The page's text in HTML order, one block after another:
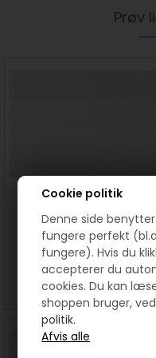
Cookie politik
Denne side
fungere perfekt
fungere). Hvis du
accepterer du
cookies. Du kan
shoppen bruger,
politik.
Prøv
20,00 DKK
SE MERE KØB